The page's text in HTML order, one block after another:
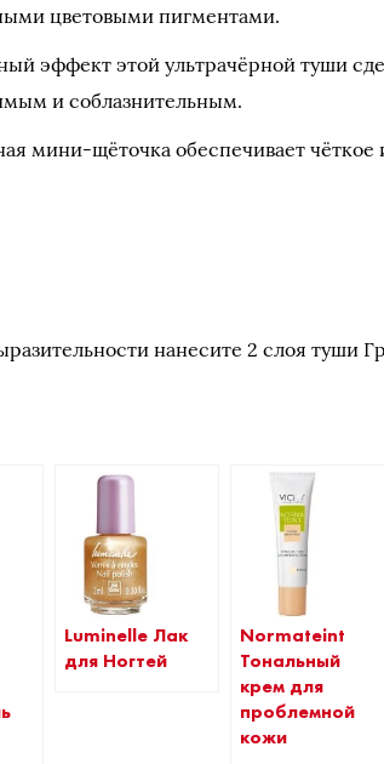
цветовыми пигментами.
эффект этой ультрачёрной туши
и соблазнительным.
мини-щёточка обеспечивает чёткое
нанесите 2 слоя туши
Luminelle Лак
для Ногтей
Normateint
Тональный
крем для
проблемной
кожи